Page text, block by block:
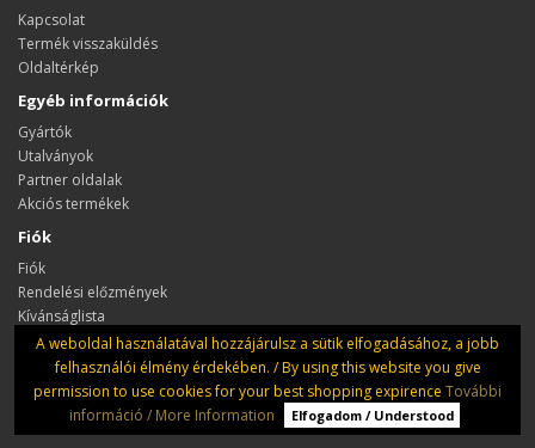
A weboldal használatával hozzájárulsz a sütik elfogadásához, a jobb
felhasználói élmény érdekében. / By using this website you give
permission to use cookies for your best shopping expirence További
információ / More Information
Elfogadom / Understood
Kapcsolat
Termék visszaküldés
Oldaltérkép
Egyéb információk
Gyártók
Utalványok
Partner oldalak
Akciós termékek
Fiók
Fiók
Rendelési előzmények
Kívánságlista
Hírlevél
Dungeon Szerepjáték szaküzlet és klub © 2026